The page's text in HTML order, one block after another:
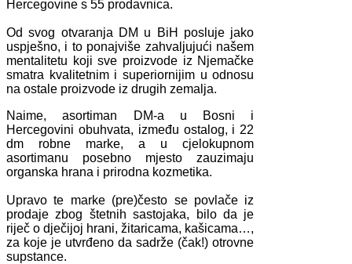
Hercegovine s 55 prodavnica.
Od svog otvaranja DM u BiH posluje jako
uspješno, i to ponajviše zahvaljujući našem
mentalitetu koji sve proizvode iz Njemačke
smatra kvalitetnim i superiornijim u odnosu
na ostale proizvode iz drugih zemalja.
Naime, asortiman DM-a u Bosni i
Hercegovini obuhvata, između ostalog, i 22
dm robne marke, a u cjelokupnom
asortimanu posebno mjesto zauzimaju
organska hrana i prirodna kozmetika.
Upravo te marke (pre)često se povlače iz
prodaje zbog štetnih sastojaka, bilo da je
riječ o dječijoj hrani, žitaricama, kašicama…,
za koje je utvrđeno da sadrže (čak!) otrovne
supstance.